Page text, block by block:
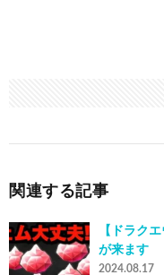
関連する記事
【ドラク
が来ます
2024.08.17